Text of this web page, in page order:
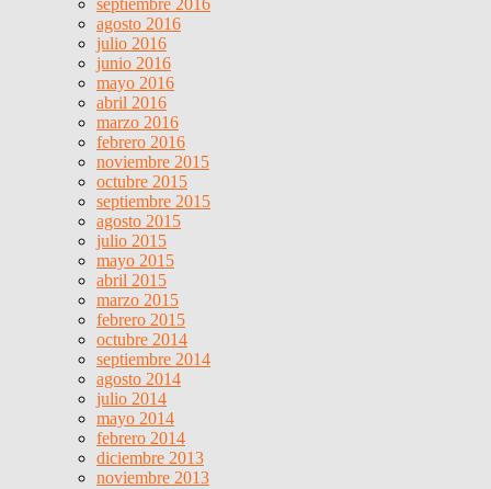
septiembre 2016
agosto 2016
julio 2016
junio 2016
mayo 2016
abril 2016
marzo 2016
febrero 2016
noviembre 2015
octubre 2015
septiembre 2015
agosto 2015
julio 2015
mayo 2015
abril 2015
marzo 2015
febrero 2015
octubre 2014
septiembre 2014
agosto 2014
julio 2014
mayo 2014
febrero 2014
diciembre 2013
noviembre 2013